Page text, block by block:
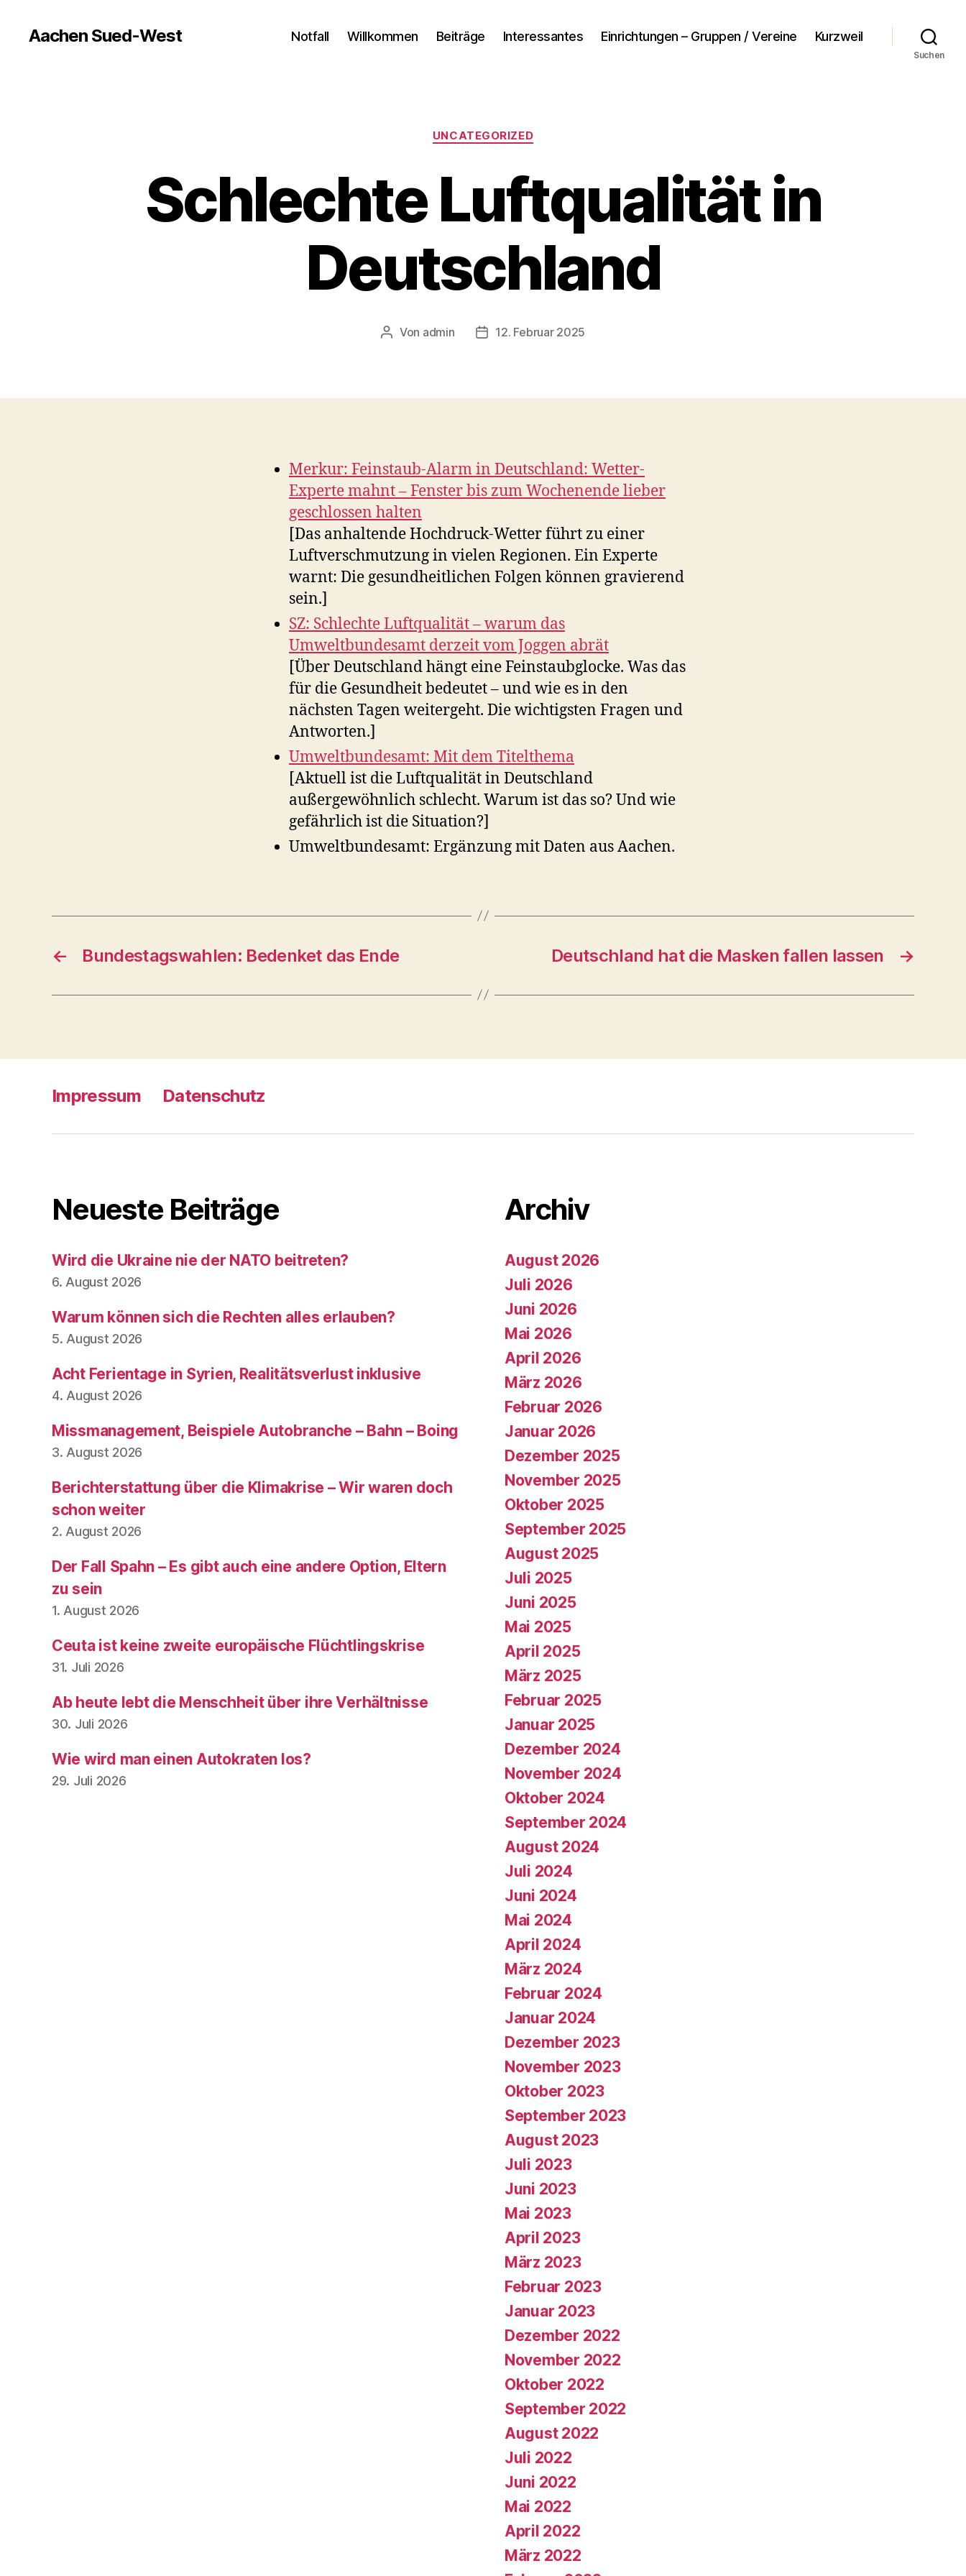
Aachen Sued-West Notfall Willkommen Beiträge Interessantes Einrichtungen – Gruppen / Vereine Kurzweil
Suchen
Kategorien
UNCATEGORIZED
Schlechte Luftqualität in
Deutschland
Beitragsautor
Von admin Veröffentlichungsdatum
12. Februar 2025
Merkur: Feinstaub-Alarm in Deutschland: Wetter-
Experte mahnt – Fenster bis zum Wochenende lieber
geschlossen halten
[Das anhaltende Hochdruck-Wetter führt zu einer
Luftverschmutzung in vielen Regionen. Ein Experte
warnt: Die gesundheitlichen Folgen können gravierend
sein.]
SZ: Schlechte Luftqualität – warum das
Umweltbundesamt derzeit vom Joggen abrät
[Über Deutschland hängt eine Feinstaubglocke. Was das
für die Gesundheit bedeutet – und wie es in den
nächsten Tagen weitergeht. Die wichtigsten Fragen und
Antworten.]
Umweltbundesamt: Mit dem Titelthema
[Aktuell ist die Luftqualität in Deutschland
außergewöhnlich schlecht. Warum ist das so? Und wie
gefährlich ist die Situation?]
Umweltbundesamt: Ergänzung mit Daten aus Aachen.
← Bundestagswahlen: Bedenket das Ende →
Deutschland hat die Masken fallen lassen
Impressum Datenschutz
Neueste Beiträge
Wird die Ukraine nie der NATO beitreten?
6. August 2026
Warum können sich die Rechten alles erlauben?
5. August 2026
Acht Ferientage in Syrien, Realitätsverlust inklusive
4. August 2026
Missmanagement, Beispiele Autobranche – Bahn – Boing
3. August 2026
Berichterstattung über die Klimakrise – Wir waren doch
schon weiter
2. August 2026
Der Fall Spahn – Es gibt auch eine andere Option, Eltern
zu sein
1. August 2026
Ceuta ist keine zweite europäische Flüchtlingskrise
31. Juli 2026
Ab heute lebt die Menschheit über ihre Verhältnisse
30. Juli 2026
Wie wird man einen Autokraten los?
29. Juli 2026
Archiv
August 2026
Juli 2026
Juni 2026
Mai 2026
April 2026
März 2026
Februar 2026
Januar 2026
Dezember 2025
November 2025
Oktober 2025
September 2025
August 2025
Juli 2025
Juni 2025
Mai 2025
April 2025
März 2025
Februar 2025
Januar 2025
Dezember 2024
November 2024
Oktober 2024
September 2024
August 2024
Juli 2024
Juni 2024
Mai 2024
April 2024
März 2024
Februar 2024
Januar 2024
Dezember 2023
November 2023
Oktober 2023
September 2023
August 2023
Juli 2023
Juni 2023
Mai 2023
April 2023
März 2023
Februar 2023
Januar 2023
Dezember 2022
November 2022
Oktober 2022
September 2022
August 2022
Juli 2022
Juni 2022
Mai 2022
April 2022
März 2022